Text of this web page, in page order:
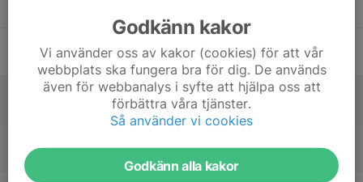
Sön
Godkänn kakor
Vi använder oss av kakor (cookies) för att vår
webbplats ska fungera bra för dig. De används
även för webbanalys i syfte att hjälpa oss att
förbättra våra tjänster.
Så använder vi cookies
Godkänn alla kakor